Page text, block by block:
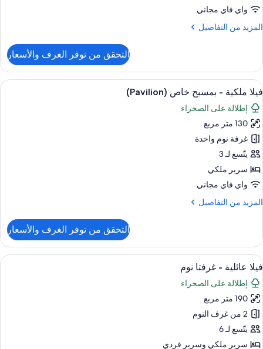
واي فاي مجاني
المزيد من التفاصيل
المزيد
غرفة
ديلوكس
-
بشرفة
التحقق من توفر الغرف والأسعار
استعراض
جميع
صور
فيلا
ملكية
-
بمسبح
خاص
ملاءات من القطن المصري وأغطية فراش
6
فيلا ملكية - بمسبح خاص (Pavilion)
إطلالة على الصحراء
130 متر مربع
غرفة نوم واحدة
يتّسع لـ 3
سرير ملكي
واي فاي مجاني
المزيد من التفاصيل
المزيد
فيلا
ملكية
-
بمسبح
خاص
التحقق من توفر الغرف والأسعار
استعراض
جميع
صور
فيلا
عائلية
-
غرفتا
ملاءات من القطن المصري وأغطية فراش
6
فيلا عائلية - غرفتا نوم
إطلالة على الصحراء
190 متر مربع
2 من غرف النوم
يتّسع لـ 6
سرير ملكي‫‬ وسرير فردي